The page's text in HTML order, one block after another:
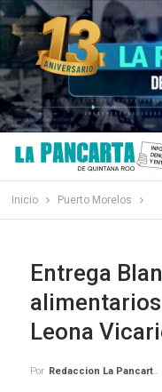
Inicio Puerto Morelos
Entrega
Leona
Por Redaccion La Pancarta De Quintana Roo